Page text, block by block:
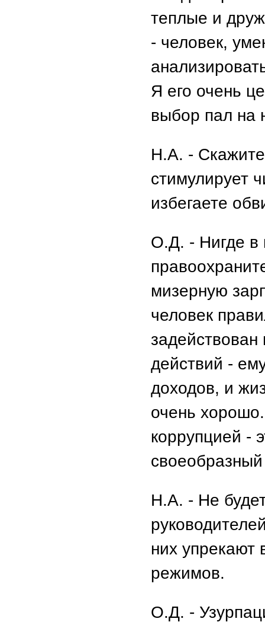
теплые и
- человек,
Я его очень
выбор пал на
Н.А. -
стимулирует
избегаете
О.Д. - Нигде в
мизерную
человек
задействован
действий -
доходов, и
очень
коррупцией -
своеобразный
Н.А. - Не
них упрекают
режимов.
О.Д. -